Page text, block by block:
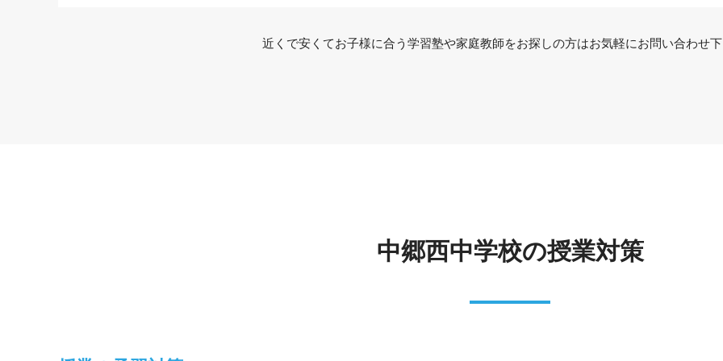
近くで安くてお子様に合う学習塾や家庭教師をお探しの方はお気軽にお問い合わせ
中郷西中学校の授業対策